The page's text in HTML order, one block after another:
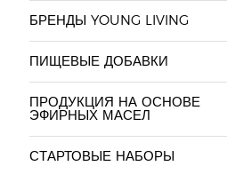
БРЕНДЫ YOUNG LIVING
ПИЩЕВЫЕ ДОБАВКИ
ПРОДУКЦИЯ НА ОСНОВЕ
ЭФИРНЫХ МАСЕЛ
СТАРТОВЫЕ НАБОРЫ